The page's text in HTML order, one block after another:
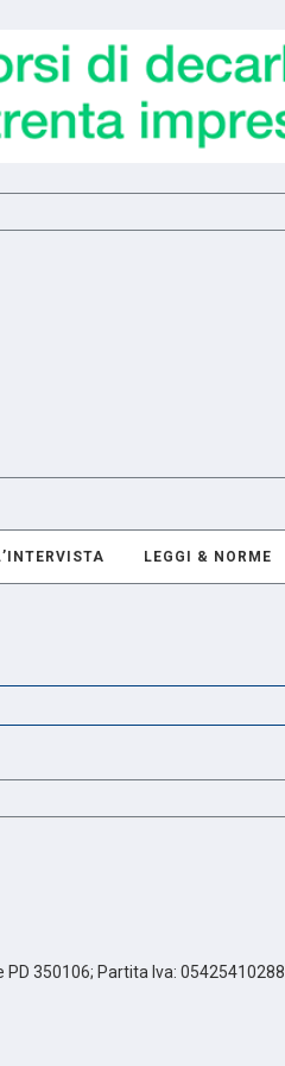
LEGGI & NORME
350106; Partita Iva: 05425410288